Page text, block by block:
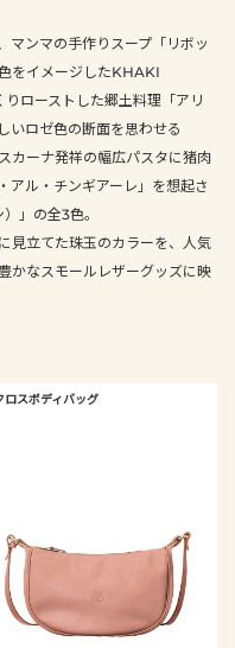
マンマの手作りスープ「リボッ
をイメージしたKHAKI
ローストした郷土料理「アリ
いロゼ色の断面を思わせる
カーナ発祥の幅広パスタに猪肉
アル・チンギアーレ」を想起さ
」の全3色。
見立てた珠玉のカラーを、人気
かなスモールレザーグッズに映
ロスボディバッグ